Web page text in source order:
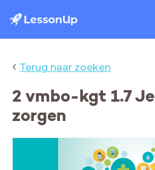
‹ Terug naar zoeken
2 vmbo-kgt 1.7
zorgen